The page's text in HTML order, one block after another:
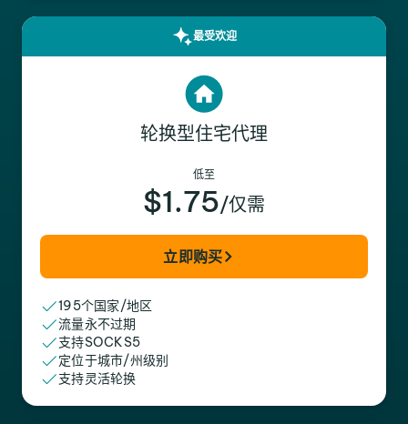
最受欢迎
轮换型住宅代理
低至
$1.75/仅需
立即购买
195个国家/地区
流量永不过期
支持SOCKS5
定位于城市/州级别
支持灵活轮换